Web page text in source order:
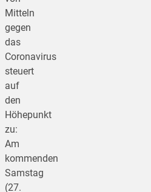
Mitteln
gegen
das
Coronavirus
steuert
auf
den
Höhepunkt
zu:
Am
kommenden
Samstag
(27.